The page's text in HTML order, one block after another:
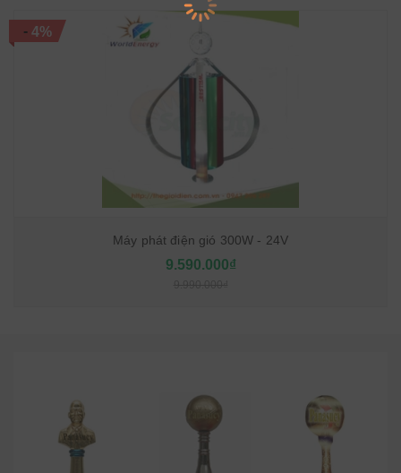
- 4%
Máy phát điện gió 300W - 24V
9.590.000₫